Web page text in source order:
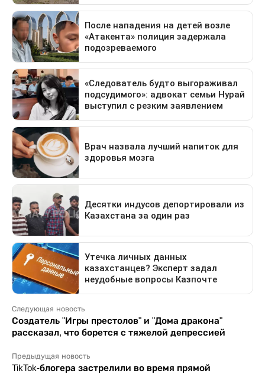
Следующая новость
Создатель "Игры престолов" и "Дома дракона"
рассказал, что борется с тяжелой депрессией
Предыдущая новость
TikTok-блогера застрелили во время прямой